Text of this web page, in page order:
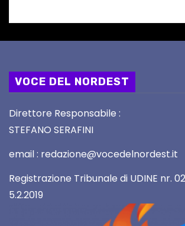
VOCE DEL NORDEST
Direttore Responsabile :
STEFANO SERAFINI
email : redazione@vocedelnordest.it
Registrazione Tribunale di UDINE nr.
5.2.2019